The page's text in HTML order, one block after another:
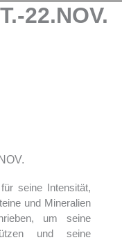
22.NOV.
seine Intensität,
und Mineralien
um seine
und seine